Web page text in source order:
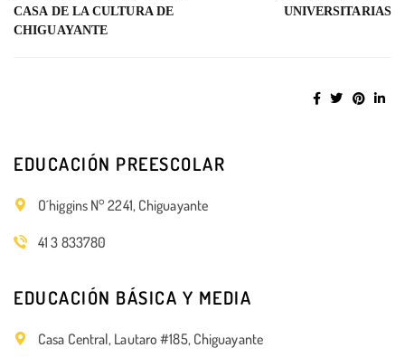
CASA DE LA CULTURA DE
CHIGUAYANTE
UNIVERSITARIAS
EDUCACIÓN PREESCOLAR
O´higgins N° 2241, Chiguayante
41 3 833780
EDUCACIÓN BÁSICA Y MEDIA
Casa Central, Lautaro #185, Chiguayante